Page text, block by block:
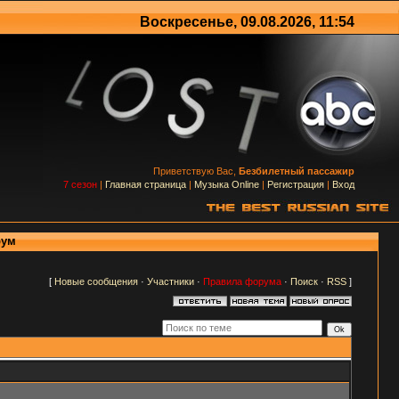
Воскресенье, 09.08.2026, 11:54
Приветствую Вас, Безбилетный пассажир
7 сезон | Главная страница | Музыка Online | Регистрация | Вход
[ Новые сообщения· Участники· Правила форума· Поиск· RSS]